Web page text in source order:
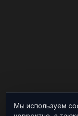
Мы используем